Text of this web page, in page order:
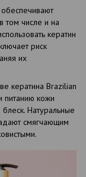
том числе и на
кератин
риск
их
кератина Brazilian
питанию кожи
Натуральные
смягчающим